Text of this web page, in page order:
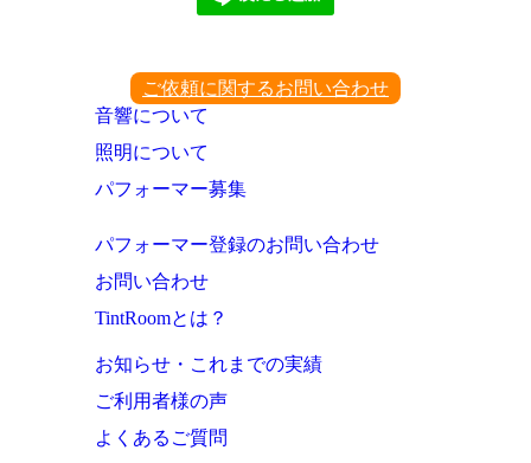
ご依頼に関するお問い合わせ
音響について
照明について
パフォーマー募集
パフォーマー登録のお問い合わせ
お問い合わせ
TintRoomとは？
お知らせ・これまでの実績
ご利用者様の声
よくあるご質問